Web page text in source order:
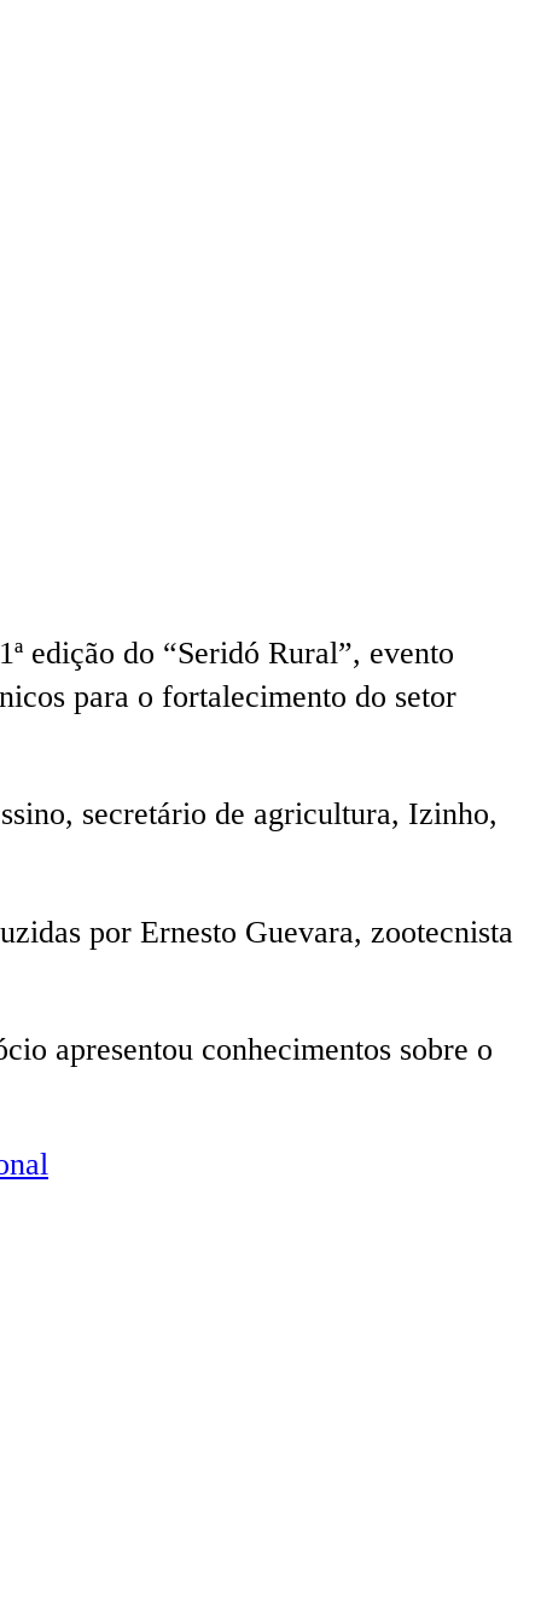
edição do “Seridó Rural”, evento
para o fortalecimento do setor
secretário de agricultura, Izinho,
por Ernesto Guevara, zootecnista
apresentou conhecimentos sobre o